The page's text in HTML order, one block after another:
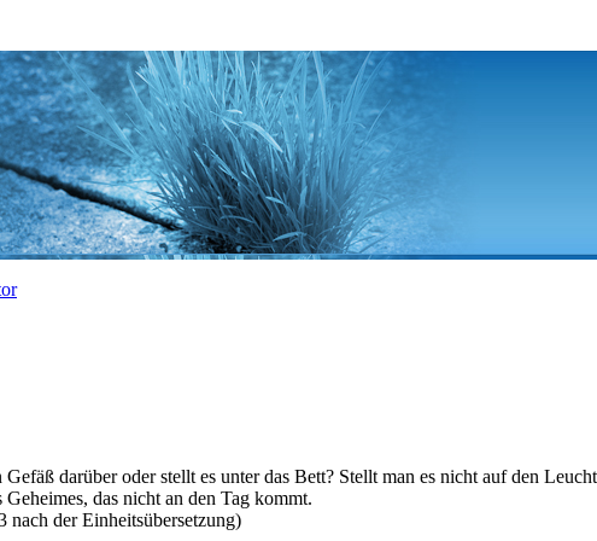
darüber oder stellt es unter das Bett? Stellt man es nicht auf den
das nicht an den Tag kommt.
nach der Einheitsübersetzung)